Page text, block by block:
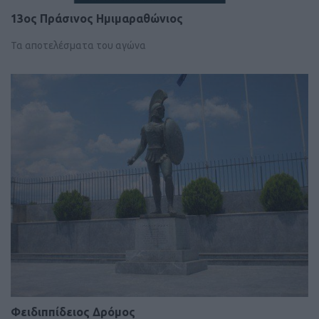
13ος Πράσινος Ημιμαραθώνιος
Τα αποτελέσματα του αγώνα
Φειδιππίδειος Δρόμος